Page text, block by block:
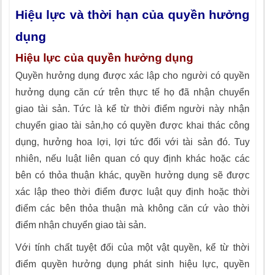
Hiệu lực và thời hạn của quyền hưởng
dụng
Hiệu lực của quyền hưởng dụng
Quyền hưởng dụng được xác lập cho người có quyền
hưởng dụng căn cứ trên thực tế họ đã nhận chuyển
giao tài sản. Tức là kể từ thời điểm người này nhận
chuyển giao tài sản,họ có quyền được khai thác công
dụng, hưởng hoa lợi, lợi tức đối với tài sản đó. Tuy
nhiên, nếu luật liên quan có quy định khác hoặc các
bên có thỏa thuận khác, quyền hưởng dụng sẽ được
xác lập theo thời điểm được luật quy định hoặc thời
điểm các bên thỏa thuận mà không căn cứ vào thời
điểm nhận chuyển giao tài sản.
Với tính chất tuyệt đối của một vật quyền, kể từ thời
điểm quyền hưởng dụng phát sinh hiệu lực, quyền